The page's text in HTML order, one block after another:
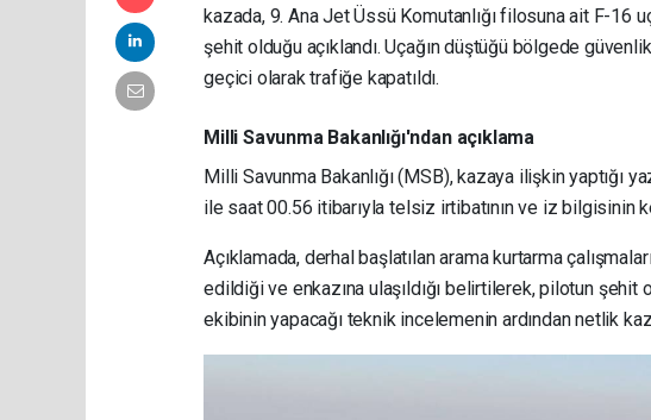
kazada, 9. Ana Jet Üssü Komutanlığı filosuna ait F-16
şehit olduğu açıklandı. Uçağın düştüğü bölgede
geçici olarak trafiğe kapatıldı.
Milli Savunma Bakanlığı'ndan açıklama
Milli Savunma Bakanlığı (MSB), kazaya ilişkin yaptığı
ile saat 00.56 itibarıyla telsiz irtibatının ve iz bilgisinin
Açıklamada, derhal başlatılan arama kurtarma
edildiği ve enkazına ulaşıldığı belirtilerek, pilotun şehit
ekibinin yapacağı teknik incelemenin ardından netlik